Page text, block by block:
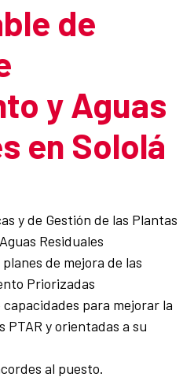
de
y Aguas
en Sololá
y de Gestión de las Plantas
Residuales
de mejora de las
Priorizadas
para mejorar la
PTAR y orientadas a su
al puesto.